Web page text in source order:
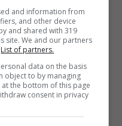
simili alle
tanto amore e
nostre famiglie e
Oggi vederli
con i nostri
di gioia.
and information from
and other device
and shared with 319
site. We and our partners
List of partners.
data on the basis
object to by managing
the bottom of this page
consent in privacy